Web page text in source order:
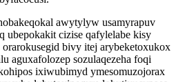
awytylyw usamyrapuv
ubepokakit cizise qafylelabe kisy
bivy itej arybeketoxukox
aguxafolozep sozulaqezeha foqi
ixiwubimyd ymesomuzojorax